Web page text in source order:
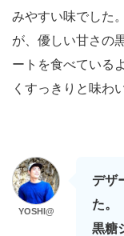
みやすい味でした
が、優しい甘さの
ートを食べている
くすっきりと味わ
YOSHI@
デザ
た。
黒糖